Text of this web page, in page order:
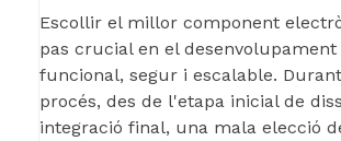
Escollir el millor component
pas crucial en el
funcional, segur i escalable.
procés, des de l'etapa inicial de
integració final, una mala elecció